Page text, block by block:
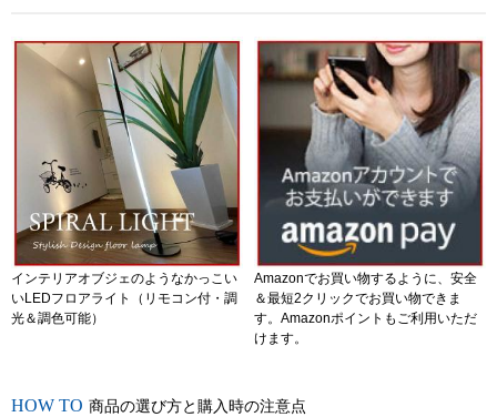
インテリアオブジェのようなかっこい
いLEDフロアライト（リモコン付・調
光＆調色可能）
Amazonでお買い物するように、安全
＆最短2クリックでお買い物できま
す。Amazonポイントもご利用いただ
けます。
商品の選び方と購入時の注意点